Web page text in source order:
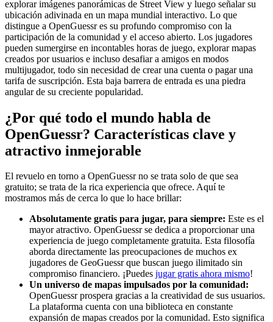
explorar imágenes panorámicas de Street View y luego señalar su
ubicación adivinada en un mapa mundial interactivo. Lo que
distingue a OpenGuessr es su profundo compromiso con la
participación de la comunidad y el acceso abierto. Los jugadores
pueden sumergirse en incontables horas de juego, explorar mapas
creados por usuarios e incluso desafiar a amigos en modos
multijugador, todo sin necesidad de crear una cuenta o pagar una
tarifa de suscripción. Esta baja barrera de entrada es una piedra
angular de su creciente popularidad.
¿Por qué todo el mundo habla de
OpenGuessr? Características clave y
atractivo inmejorable
El revuelo en torno a OpenGuessr no se trata solo de que sea
gratuito; se trata de la rica experiencia que ofrece. Aquí te
mostramos más de cerca lo que lo hace brillar:
Absolutamente gratis para jugar, para siempre: Este es el
mayor atractivo. OpenGuessr se dedica a proporcionar una
experiencia de juego completamente gratuita. Esta filosofía
aborda directamente las preocupaciones de muchos ex
jugadores de GeoGuessr que buscan juego ilimitado sin
compromiso financiero. ¡Puedes jugar gratis ahora mismo!
Un universo de mapas impulsados por la comunidad:
OpenGuessr prospera gracias a la creatividad de sus usuarios.
La plataforma cuenta con una biblioteca en constante
expansión de mapas creados por la comunidad. Esto significa